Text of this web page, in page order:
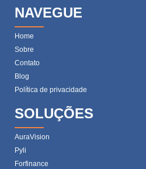
NAVEGUE
Home
Sobre
Contato
Blog
Política de privacidade
SOLUÇÕES
AuraVision
Pyli
Forfinance